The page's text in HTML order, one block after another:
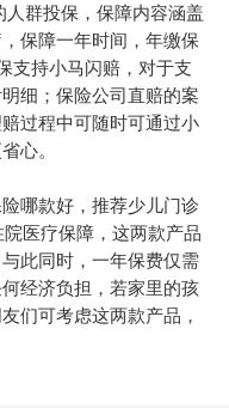
群投保，保障内容涵盖
保障一年时间，年缴保
支持小马闪赔，对于支
细；保险公司直赔的案
过程中可随时可通过小
心。
哪款好，推荐少儿门诊
医疗保障，这两款产品
此同时，一年保费仅需
经济负担，若家里的孩
们可考虑这两款产品，